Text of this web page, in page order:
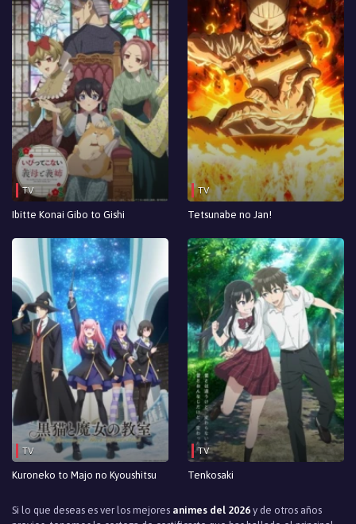
TV
Ibitte Konai Gibo to Gishi
TV
Tetsunabe no Jan!
TV
Kuroneko to Majo no Kyoushitsu
TV
Tenkosaki
Si lo que deseas es ver los mejores animes del 2026 y de otros años